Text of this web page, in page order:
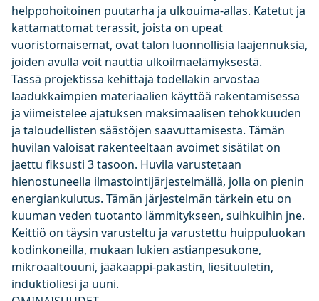
helppohoitoinen puutarha ja ulkouima-allas. Katetut ja
kattamattomat terassit, joista on upeat
vuoristomaisemat, ovat talon luonnollisia laajennuksia,
joiden avulla voit nauttia ulkoilmaelämyksestä.
Tässä projektissa kehittäjä todellakin arvostaa
laadukkaimpien materiaalien käyttöä rakentamisessa
ja viimeistelee ajatuksen maksimaalisen tehokkuuden
ja taloudellisten säästöjen saavuttamisesta. Tämän
huvilan valoisat rakenteeltaan avoimet sisätilat on
jaettu fiksusti 3 tasoon. Huvila varustetaan
hienostuneella ilmastointijärjestelmällä, jolla on pienin
energiankulutus. Tämän järjestelmän tärkein etu on
kuuman veden tuotanto lämmitykseen, suihkuihin jne.
Keittiö on täysin varusteltu ja varustettu huippuluokan
kodinkoneilla, mukaan lukien astianpesukone,
mikroaaltouuni, jääkaappi-pakastin, liesituuletin,
induktioliesi ja uuni.